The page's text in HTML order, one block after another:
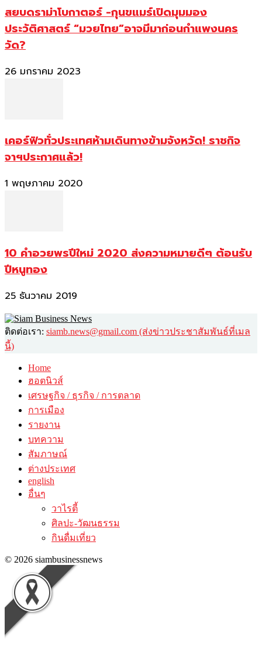
สยบดราม่าโบกาตอร์ -กุนขแมร์เปิดมุมมอง
ประวัติศาสตร์ “มวยไทย”อาจมีมาก่อนกำแพงนคร
วัด?
26 มกราคม 2023
เคอร์ฟิวทั่วประเทศห้ามเดินทางข้ามจังหวัด! ราชกิจ
จาฯประกาศแล้ว!
1 พฤษภาคม 2020
10 คำอวยพรปีใหม่ 2020 ส่งความหมายดีๆ ต้อนรับ
ปีหนูทอง
25 ธันวาคม 2019
ติดต่อเรา: siamb.news@gmail.com (ส่งข่าวประชาสัมพันธ์ที่เมล
นี้)
Home
ฮอตนิวส์
เศรษฐกิจ / ธุรกิจ / การตลาด
การเมือง
รายงาน
บทความ
สัมภาษณ์
ต่างประเทศ
english
อื่นๆ
วาไรตี้
ศิลปะ-วัฒนธรรม
กินดื่มเที่ยว
© 2026 siambusinessnews